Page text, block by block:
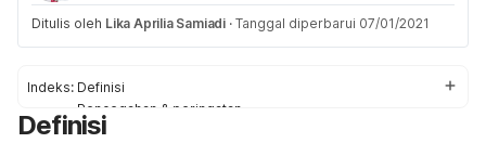
Ditulis oleh Lika Aprilia Samiadi · Tanggal diperbarui 07/01/2021
Indeks: Definisi
Pencegahan & peringatan
Proses
Definisi